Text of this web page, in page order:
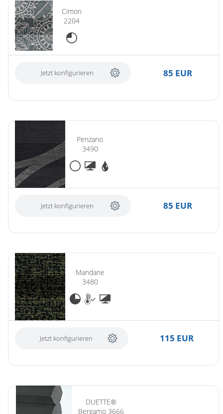
Cimon
2204
Jetzt konfigurieren 85 EUR
Penzano
3490
Jetzt konfigurieren 85 EUR
Mandane
3480
Jetzt konfigurieren 115 EUR
DUETTE®
Bergamo 3666